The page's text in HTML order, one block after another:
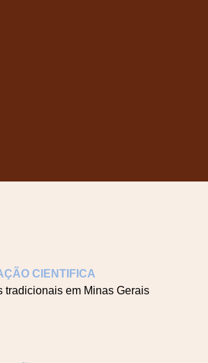
CIENTIFICA
tradicionais em Minas Gerais